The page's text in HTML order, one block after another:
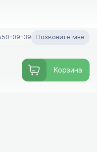
09-39 Позвоните мне
Корзина